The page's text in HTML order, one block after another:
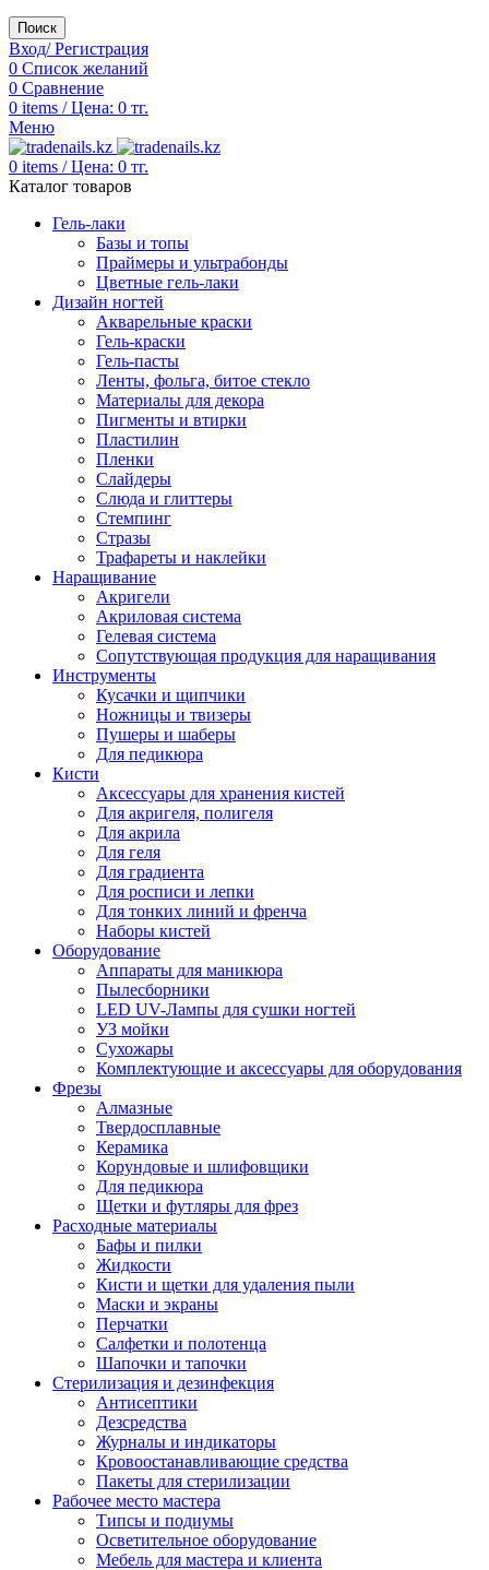
Поиск
Вход/ Регистрация
0 Список желаний
0 Сравнение
0 items / Цена: 0 тг.
Меню
0 items / Цена: 0 тг.
Каталог товаров
Гель-лаки
Базы и топы
Праймеры и ультрабонды
Цветные гель-лаки
Дизайн ногтей
Акварельные краски
Гель-краски
Гель-пасты
Ленты, фольга, битое стекло
Материалы для декора
Пигменты и втирки
Пластилин
Пленки
Слайдеры
Слюда и глиттеры
Стемпинг
Стразы
Трафареты и наклейки
Наращивание
Акригели
Акриловая система
Гелевая система
Сопутствующая продукция для наращивания
Инструменты
Кусачки и щипчики
Ножницы и твизеры
Пушеры и шаберы
Для педикюра
Кисти
Аксессуары для хранения кистей
Для акригеля, полигеля
Для акрила
Для геля
Для градиента
Для росписи и лепки
Для тонких линий и френча
Наборы кистей
Оборудование
Аппараты для маникюра
Пылесборники
LED UV-Лампы для сушки ногтей
УЗ мойки
Сухожары
Комплектующие и аксессуары для оборудования
Фрезы
Алмазные
Твердосплавные
Керамика
Корундовые и шлифовщики
Для педикюра
Щетки и футляры для фрез
Расходные материалы
Бафы и пилки
Жидкости
Кисти и щетки для удаления пыли
Маски и экраны
Перчатки
Салфетки и полотенца
Шапочки и тапочки
Стерилизация и дезинфекция
Антисептики
Дезсредства
Журналы и индикаторы
Кровоостанавливающие средства
Пакеты для стерилизации
Рабочее место мастера
Типсы и подиумы
Осветительное оборудование
Мебель для мастера и клиента